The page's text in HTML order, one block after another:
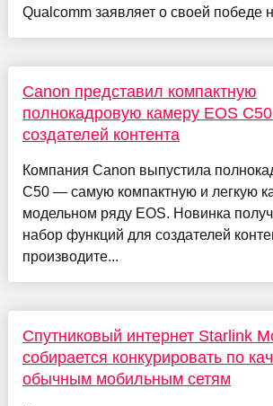
Qualcomm заявляет о своей победе
Canon представил компактную
полнокадровую камеру EOS
создателей контента
Компания Canon выпустила
C50 — самую компактную и легкую
модельном ряду EOS. Новинка
набор функций для создателей
производите...
Спутниковый интернет Starlink
собирается конкурировать по
обычным мобильным сетям